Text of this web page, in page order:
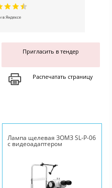
Пригласить в тендер
Распечатать страницу
Лампа щелевая ЗОМЗ SL-P-06
с видеоадаптером